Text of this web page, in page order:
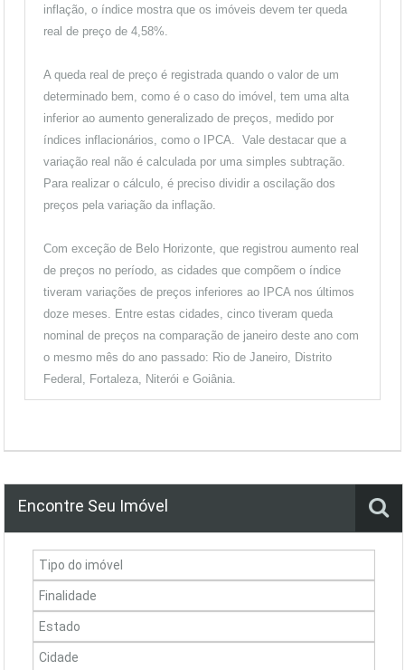
inflação, o índice mostra que os imóveis devem ter queda
real de preço de 4,58%.
A queda real de preço é registrada quando o valor de um
determinado bem, como é o caso do imóvel, tem uma alta
inferior ao aumento generalizado de preços, medido por
índices inflacionários, como o IPCA. Vale destacar que a
variação real não é calculada por uma simples subtração.
Para realizar o cálculo, é preciso dividir a oscilação dos
preços pela variação da inflação.
Com exceção de Belo Horizonte, que registrou aumento real
de preços no período, as cidades que compõem o índice
tiveram variações de preços inferiores ao IPCA nos últimos
doze meses. Entre estas cidades, cinco tiveram queda
nominal de preços na comparação de janeiro deste ano com
o mesmo mês do ano passado: Rio de Janeiro, Distrito
Federal, Fortaleza, Niterói e Goiânia.
Encontre Seu Imóvel